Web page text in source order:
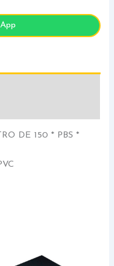
DE 150 * PBS *